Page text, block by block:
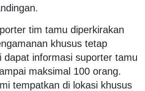
tim tamu diperkirakan
khusus tetap
dapat informasi suporter tamu
maksimal 100 orang.
tempatkan di lokasi khusus